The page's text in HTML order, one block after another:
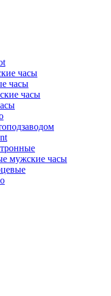
часы
часы
часы
мужские часы